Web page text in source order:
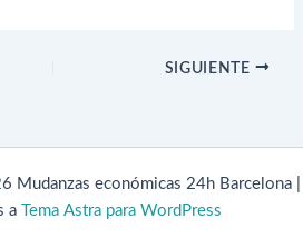
SIGUIENTE
Mudanzas económicas 24h Barcelona |
a
Tema Astra para WordPress